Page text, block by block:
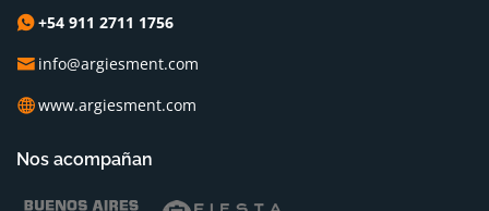
+54 911 2711 1756
info@argiesment.com
www.argiesment.com
Nos acompañan